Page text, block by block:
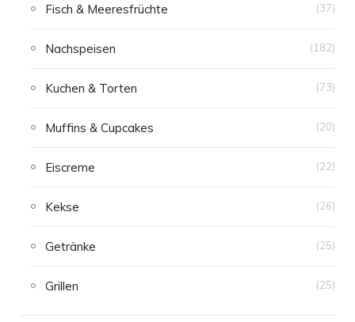
Fisch & Meeresfrüchte (37)
Nachspeisen (182)
Kuchen & Torten (73)
Muffins & Cupcakes (20)
Eiscreme (22)
Kekse (26)
Getränke (25)
Grillen (25)